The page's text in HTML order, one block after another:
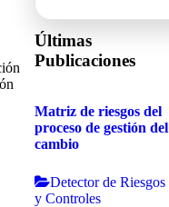
Últimas
Publicaciones
Matriz de riesgos del
proceso de gestión del
cambio
Detector de Riesgos
y Controles